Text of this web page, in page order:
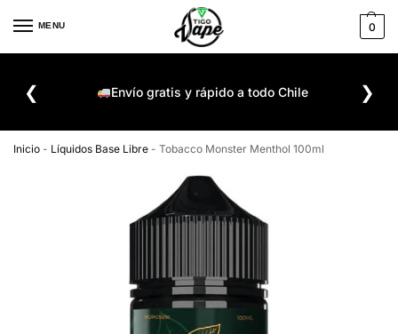
MENU 0
❮ Envío gratis y rápido a todo Chile ❯
Inicio - Líquidos Base Libre - Tobacco Monster Menthol 100ml